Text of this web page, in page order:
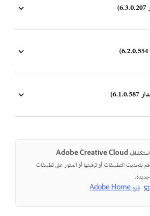
استكشاف Adobe Creative Cloud
قم بتحديث التطبيقات أو ترقيتها أو العثور على تطبيقات
جديدة.
فتح Adobe Home